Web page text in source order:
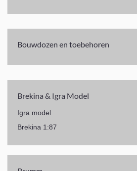
Bouwdozen en toebehoren
Brekina & Igra Model
Igra model
Brekina 1:87